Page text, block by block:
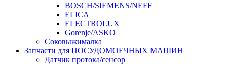
BOSCH/SIEMENS/NEFF
ELICA
ELECTROLUX
Gorenje/ASKO
Соковыжималка
Запчасти для ПОСУДОМОЕЧНЫХ МАШИН
Датчик протока/сенсор